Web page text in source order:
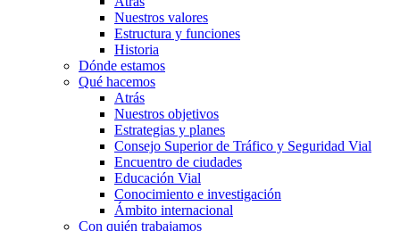
Nuestros valores
Estructura y funciones
Historia
Dónde estamos
Qué hacemos
Atrás
Nuestros objetivos
Estrategias y planes
Consejo Superior de Tráfico y Seguridad Vial
Encuentro de ciudades
Educación Vial
Conocimiento e investigación
Ámbito internacional
Con quién trabajamos